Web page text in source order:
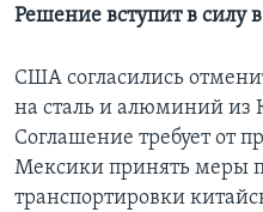
Решение вступит в силу
США согласились
на сталь и алюминий
Соглашение требует от
Мексики принять меры
транспортировки